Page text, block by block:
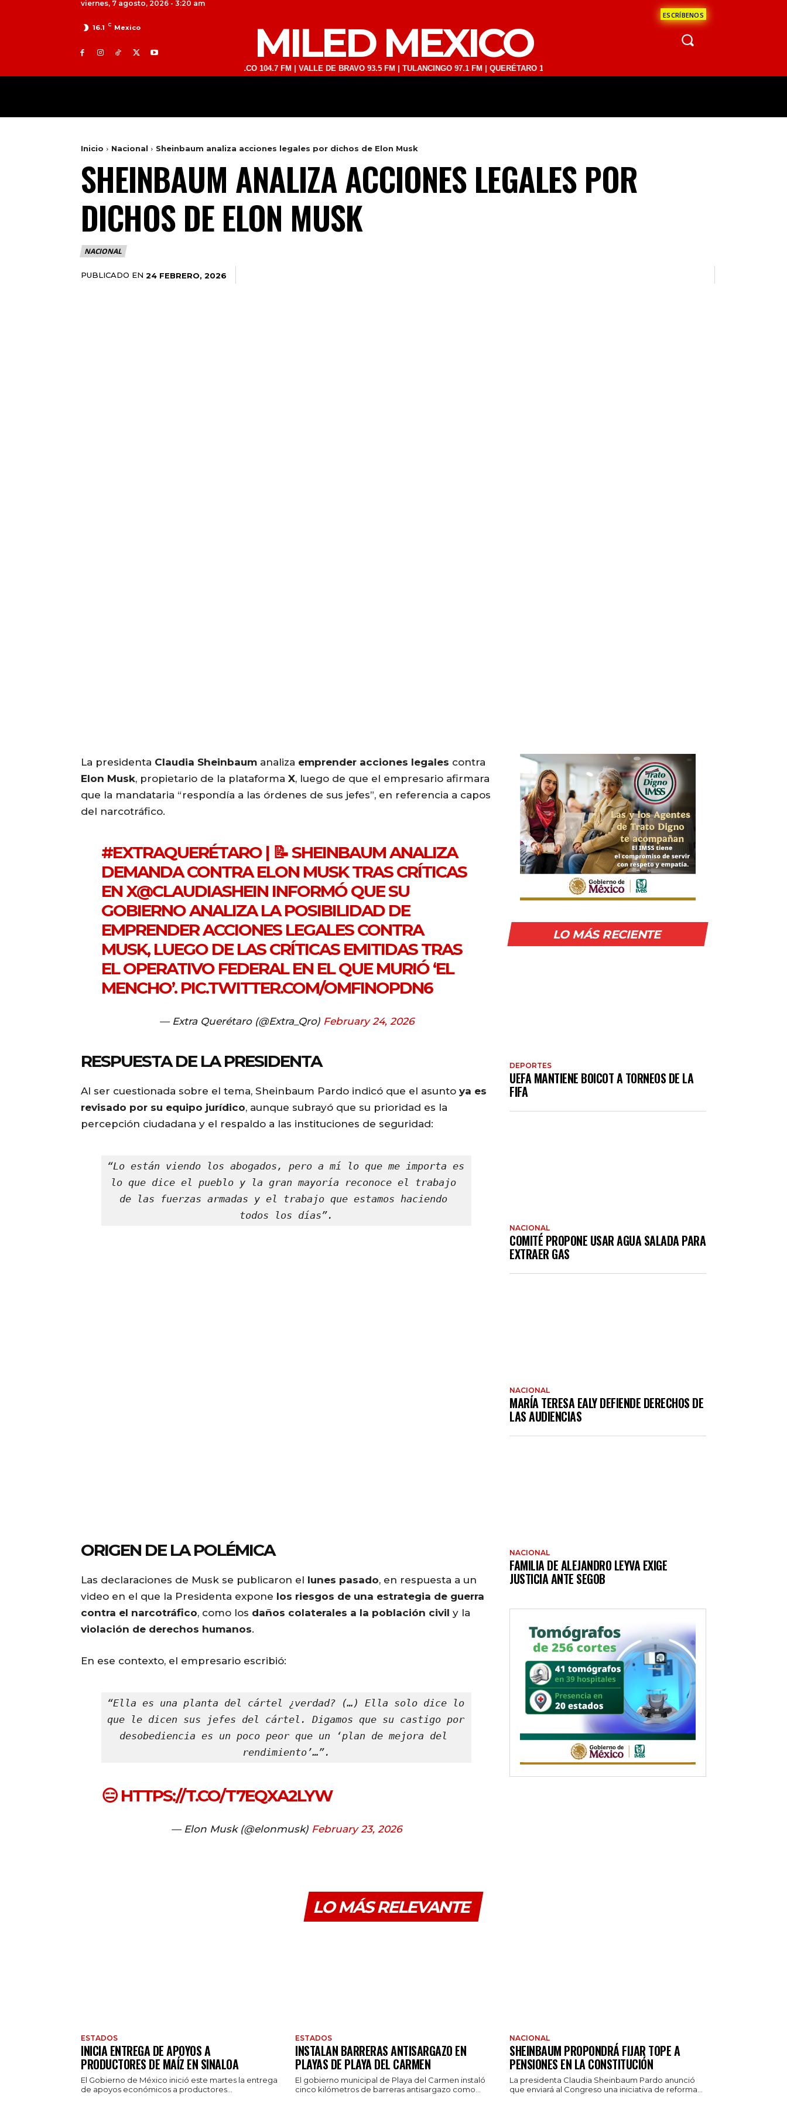
viernes, 7 agosto, 2026 - 3:20 am
ESCRÍBENOS
16.1 C Mexico MILED MEXICO
TOLUCA 98.9 FM | ATLACOMULCO 104.7 FM | VALLE DE BRAVO 93.5 FM | TULANCINGO 97.1 FM | QUERÉTARO 103.1 FM | SAN JUAN DEL RÍO 93.1 FM | GUADALAJARA 1510 AM | LA
Inicio Nacional Sheinbaum analiza acciones legales por dichos de Elon Musk
SHEINBAUM ANALIZA ACCIONES LEGALES POR
DICHOS DE ELON MUSK
NACIONAL
PUBLICADO EN 24 FEBRERO, 2026
La presidenta Claudia Sheinbaum analiza emprender acciones legales contra
Elon Musk, propietario de la plataforma X, luego de que el empresario afirmara
que la mandataria “respondía a las órdenes de sus jefes”, en referencia a capos
del narcotráfico.
#EXTRAQUERÉTARO| 📝 SHEINBAUM ANALIZA
DEMANDA CONTRA ELON MUSK TRAS CRÍTICAS
EN X@CLAUDIASHEIN INFORMÓ QUE SU
GOBIERNO ANALIZA LA POSIBILIDAD DE
EMPRENDER ACCIONES LEGALES CONTRA
MUSK, LUEGO DE LAS CRÍTICAS EMITIDAS TRAS
EL OPERATIVO FEDERAL EN EL QUE MURIÓ ‘EL
MENCHO’. PIC.TWITTER.COM/OMFINOPDN6
— Extra Querétaro (@Extra_Qro) February 24, 2026
RESPUESTA DE LA PRESIDENTA
Al ser cuestionada sobre el tema, Sheinbaum Pardo indicó que el asunto ya es
revisado por su equipo jurídico, aunque subrayó que su prioridad es la
percepción ciudadana y el respaldo a las instituciones de seguridad:
“Lo están viendo los abogados, pero a mí lo que me importa es
lo que dice el pueblo y la gran mayoría reconoce el trabajo
de las fuerzas armadas y el trabajo que estamos haciendo
todos los días”.
ORIGEN DE LA POLÉMICA
Las declaraciones de Musk se publicaron el lunes pasado, en respuesta a un
video en el que la Presidenta expone los riesgos de una estrategia de guerra
contra el narcotráfico, como los daños colaterales a la población civil y la
violación de derechos humanos.
En ese contexto, el empresario escribió:
“Ella es una planta del cártel ¿verdad? (…) Ella solo dice lo
que le dicen sus jefes del cártel. Digamos que su castigo por
desobediencia es un poco peor que un ‘plan de mejora del
rendimiento’…”.
😑 HTTPS://T.CO/T7EQXA2LYW
— Elon Musk (@elonmusk) February 23, 2026
LO MÁS RECIENTE
DEPORTES
UEFA MANTIENE BOICOT A TORNEOS DE LA
FIFA
NACIONAL
COMITÉ PROPONE USAR AGUA SALADA PARA
EXTRAER GAS
NACIONAL
MARÍA TERESA EALY DEFIENDE DERECHOS DE
LAS AUDIENCIAS
NACIONAL
FAMILIA DE ALEJANDRO LEYVA EXIGE
JUSTICIA ANTE SEGOB
LO MÁS RELEVANTE
ESTADOS
INICIA ENTREGA DE APOYOS A
PRODUCTORES DE MAÍZ EN SINALOA
El Gobierno de México inició este martes la entrega
de apoyos económicos a productores...
ESTADOS
INSTALAN BARRERAS ANTISARGAZO EN
PLAYAS DE PLAYA DEL CARMEN
El gobierno municipal de Playa del Carmen instaló
cinco kilómetros de barreras antisargazo como...
NACIONAL
SHEINBAUM PROPONDRÁ FIJAR TOPE A
PENSIONES EN LA CONSTITUCIÓN
La presidenta Claudia Sheinbaum Pardo anunció
que enviará al Congreso una iniciativa de reforma...